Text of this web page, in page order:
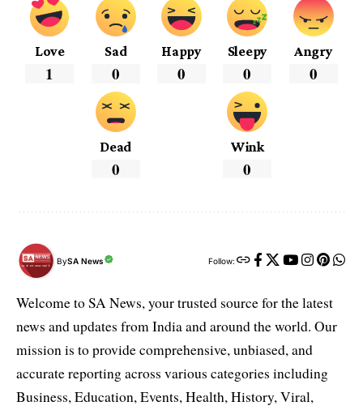
Love
1
Sad
0
Happy
0
Sleepy
0
Angry
0
Dead
0
Wink
0
BySA News Follow:
Welcome to SA News, your trusted source for the latest
news and updates from India and around the world. Our
mission is to provide comprehensive, unbiased, and
accurate reporting across various categories including
Business, Education, Events, Health, History, Viral,